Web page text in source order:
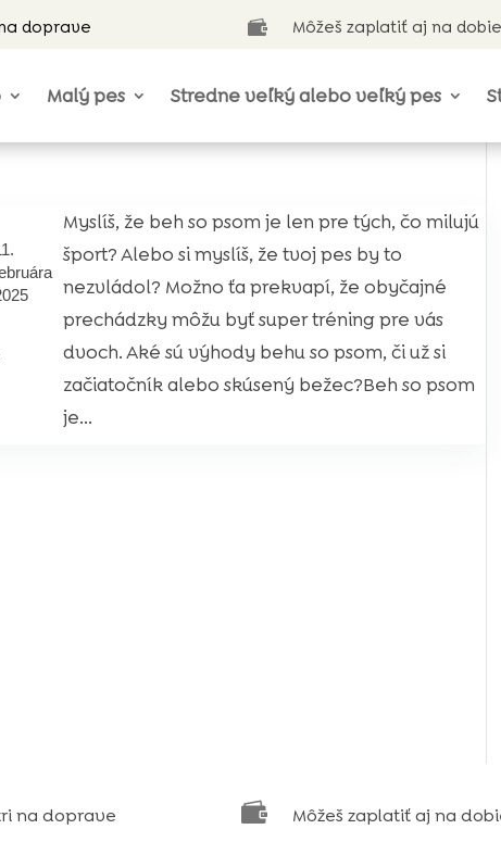
doprave  Môžeš zaplatiť aj na
Malý pes Stredne veľký alebo veľký pes
Myslíš, že beh so psom je len pre tých, čo milujú
šport? Alebo si myslíš, že tvoj pes by to
nezvládol? Možno ťa prekvapí, že obyčajné
prechádzky môžu byť super tréning pre vás
dvoch. Aké sú výhody behu so psom, či už si
začiatočník alebo skúsený bežec?Beh so psom
je...
na doprave  Môžeš zaplatiť aj na